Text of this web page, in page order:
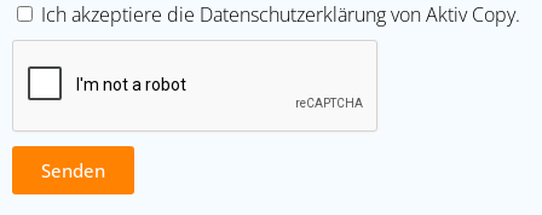
Ich akzeptiere die Datenschutzerklärungvon Aktiv Copy.
Senden